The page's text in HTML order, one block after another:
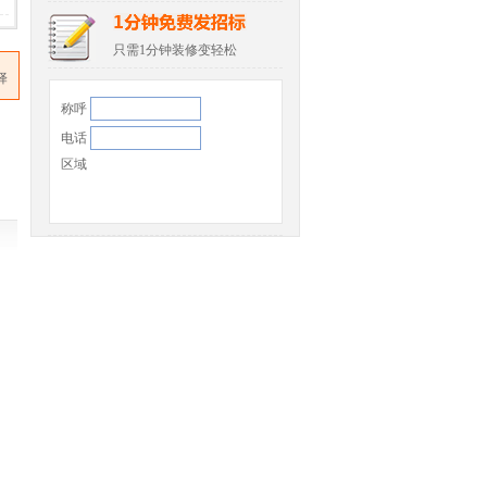
只需1分钟装修变轻松
称呼
电话
区域